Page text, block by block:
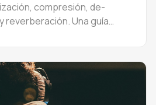
compresión, de-
reverberación. Una guía